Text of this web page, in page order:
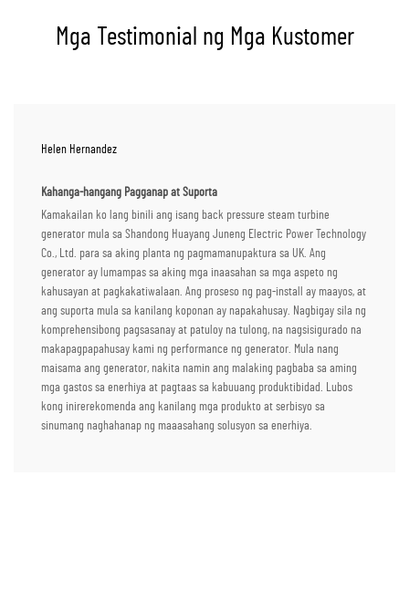
Mga Testimonial ng Mga Kustomer
Helen Hernandez
Kahanga-hangang Pagganap at Suporta
Kamakailan ko lang binili ang isang back pressure steam turbine
generator mula sa Shandong Huayang Juneng Electric Power Technology
Co., Ltd. para sa aking planta ng pagmamanupaktura sa UK. Ang
generator ay lumampas sa aking mga inaasahan sa mga aspeto ng
kahusayan at pagkakatiwalaan. Ang proseso ng pag-install ay maayos, at
ang suporta mula sa kanilang koponan ay napakahusay. Nagbigay sila ng
komprehensibong pagsasanay at patuloy na tulong, na nagsisigurado na
makapagpapahusay kami ng performance ng generator. Mula nang
maisama ang generator, nakita namin ang malaking pagbaba sa aming
mga gastos sa enerhiya at pagtaas sa kabuuang produktibidad. Lubos
kong inirerekomenda ang kanilang mga produkto at serbisyo sa
sinumang naghahanap ng maaasahang solusyon sa enerhiya.